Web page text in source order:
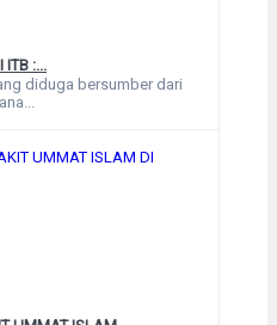
ITB :...
diduga bersumber dari